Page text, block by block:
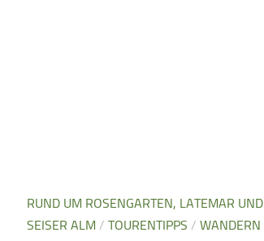
RUND UM ROSENGARTEN, LATEMAR UND
SEISER ALM / TOURENTIPPS / WANDERN